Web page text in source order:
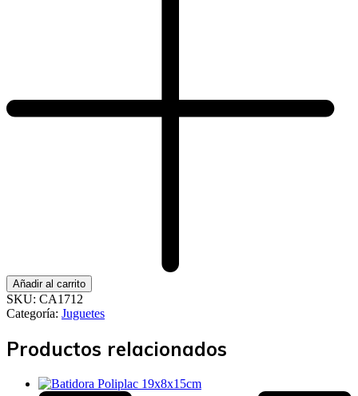
Añadir al carrito
SKU: CA1712
Categoría: Juguetes
Productos relacionados